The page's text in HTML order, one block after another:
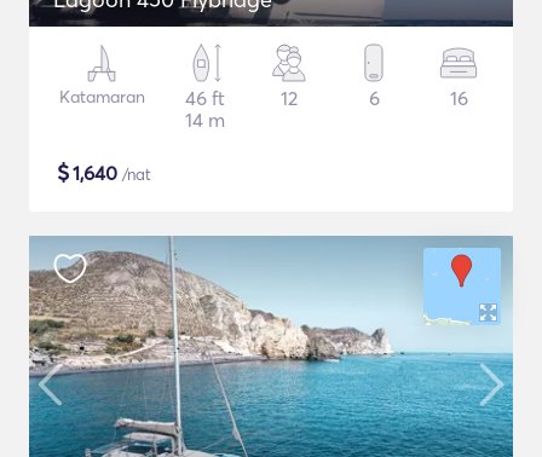
Katamaran
46 ft
14 m
12 6 16
$1,640 /nat